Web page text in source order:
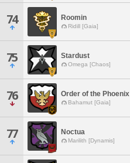
74 Roomin
Ridill [Gaia]
75 Stardust
Omega [Chaos]
76 Order of the Phoenix
Bahamut [Gaia]
77 Noctua
Marilith [Dynamis]